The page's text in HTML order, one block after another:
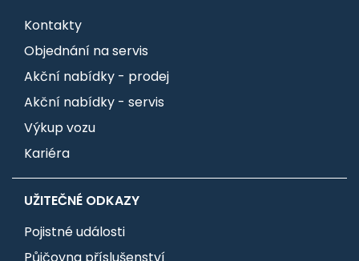
Kontakty
Objednání na servis
Akční nabídky - prodej
Akční nabídky - servis
Výkup vozu
Kariéra
UŽITEČNÉ ODKAZY
Pojistné události